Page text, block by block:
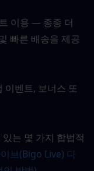
이용 — 종종 더
빠른 배송을 제공
벤트, 보너스 또
는 몇 가지 합법적
브(Bigo Live) 다